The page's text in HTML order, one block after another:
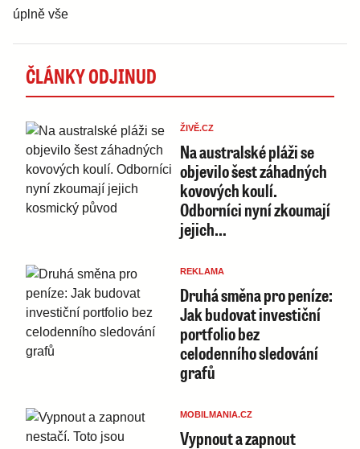
ČLÁNKY ODJINUD
ŽIVĚ.CZ
Na australské pláži se
objevilo šest záhadných
kovových koulí.
Odborníci nyní zkoumají
jejich…
REKLAMA
Druhá směna pro peníze:
Jak budovat investiční
portfolio bez
celodenního sledování
grafů
MOBILMANIA.CZ
Vypnout a zapnout